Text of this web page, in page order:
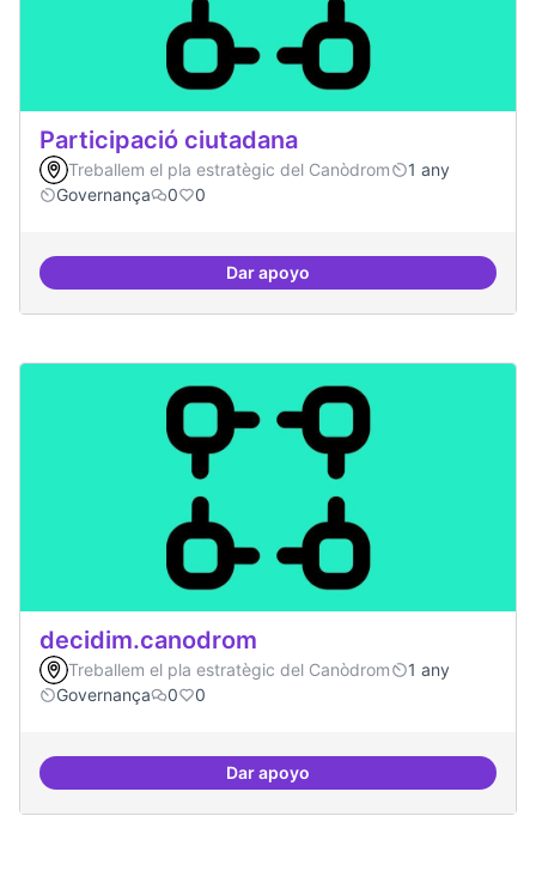
Participació ciutadana
Treballem el pla estratègic del Canòdrom
1 any
Governança
0 0
Dar apoyoParticipació ciutadana
decidim.canodrom
Treballem el pla estratègic del Canòdrom
1 any
Governança
0 0
Dar apoyodecidim.canodrom